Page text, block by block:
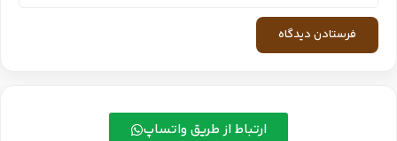
ارتباط از طریق واتساپ